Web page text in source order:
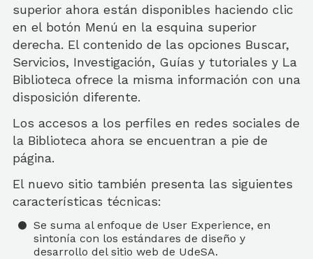
superior ahora están disponibles haciendo clic
en el botón Menú en la esquina superior
derecha. El contenido de las opciones Buscar,
Servicios, Investigación, Guías y tutoriales y La
Biblioteca ofrece la misma información con una
disposición diferente.
Los accesos a los perfiles en redes sociales de
la Biblioteca ahora se encuentran a pie de
página.
El nuevo sitio también presenta las siguientes
características técnicas:
Se suma al enfoque de User Experience, en
sintonía con los estándares de diseño y
desarrollo del sitio web de UdeSA.